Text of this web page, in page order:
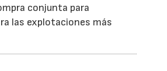
conjunta para
las explotaciones más